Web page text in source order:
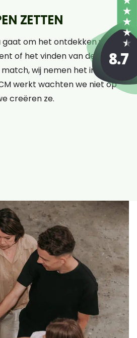
ZETTEN
om het ontdekken van
of het vinden van de
wij nemen het initiatief.
werkt wachten we niet op
creëren ze.